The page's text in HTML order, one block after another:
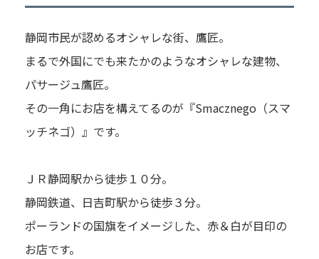
静岡市民が認めるオシャレな街、鷹匠。
まるで外国にでも来たかのようなオシャレな建物、
パサージュ鷹匠。
その一角にお店を構えてるのが『Smacznego（スマ
ッチネゴ）』です。
ＪＲ静岡駅から徒歩１０分。
静岡鉄道、日吉町駅から徒歩３分。
ポーランドの国旗をイメージした、赤＆白が目印の
お店です。